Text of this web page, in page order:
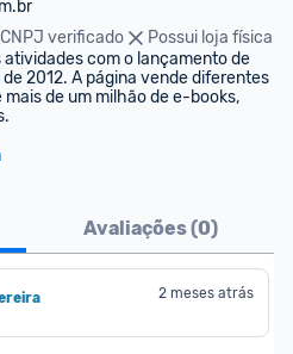
CNPJ verificado
Possui loja física
atividades com o lançamento de
2012. A página vende diferentes
mais de um milhão de e-books,
Avaliações (0)
2 meses atrás